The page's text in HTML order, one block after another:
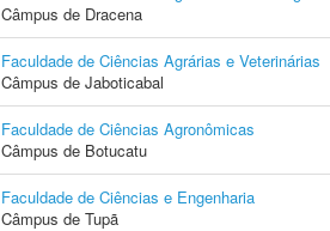
Câmpus de Dracena
Faculdade de Ciências Agrárias e Veterinárias
Câmpus de Jaboticabal
Faculdade de Ciências Agronômicas
Câmpus de Botucatu
Faculdade de Ciências e Engenharia
Câmpus de Tupã